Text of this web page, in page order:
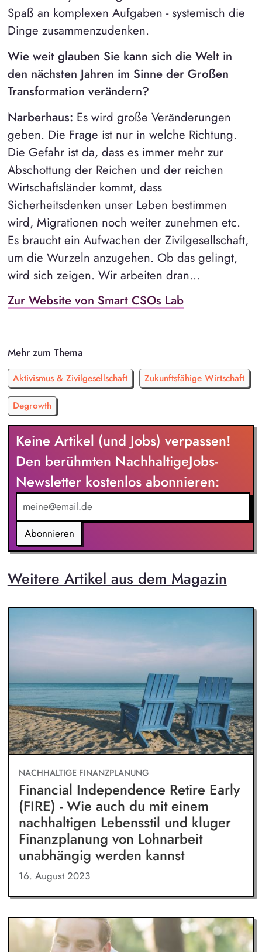
Spaß an komplexen Aufgaben - systemisch die
Dinge zusammenzudenken.
Wie weit glauben Sie kann sich die Welt in
den nächsten Jahren im Sinne der Großen
Transformation verändern?
Narberhaus: Es wird große Veränderungen
geben. Die Frage ist nur in welche Richtung.
Die Gefahr ist da, dass es immer mehr zur
Abschottung der Reichen und der reichen
Wirtschaftsländer kommt, dass
Sicherheitsdenken unser Leben bestimmen
wird, Migrationen noch weiter zunehmen etc.
Es braucht ein Aufwachen der Zivilgesellschaft,
um die Wurzeln anzugehen. Ob das gelingt,
wird sich zeigen. Wir arbeiten dran...
Zur Website von Smart CSOs Lab
Mehr zum Thema
Aktivismus & Zivilgesellschaft Zukunftsfähige Wirtschaft
Degrowth
Keine Artikel (und Jobs) verpassen!
Den berühmten NachhaltigeJobs-
Newsletter kostenlos abonnieren:
Abonnieren
Weitere Artikel aus dem Magazin
NACHHALTIGE FINANZPLANUNG
Financial Independence Retire Early
(FIRE) - Wie auch du mit einem
nachhaltigen Lebensstil und kluger
Finanzplanung von Lohnarbeit
unabhängig werden kannst
16. August 2023